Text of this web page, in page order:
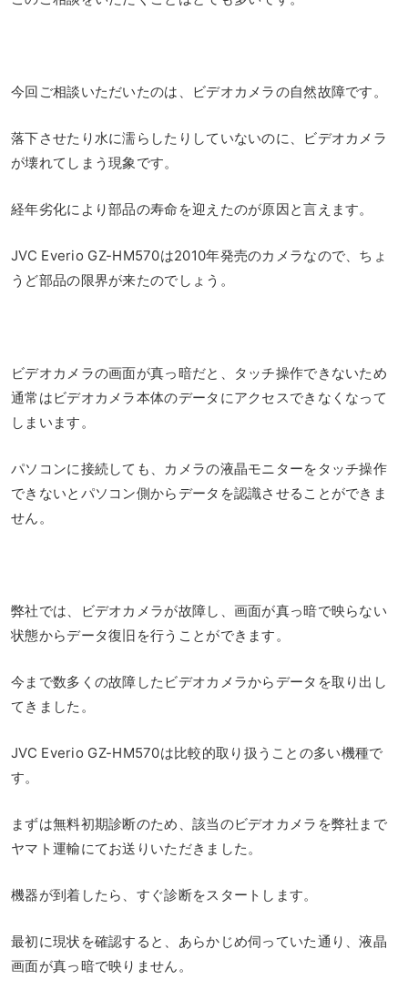
今回ご相談いただいたのは、ビデオカメラの自然故障です。
落下させたり水に濡らしたりしていないのに、ビデオカメラ
が壊れてしまう現象です。
経年劣化により部品の寿命を迎えたのが原因と言えます。
JVC Everio GZ-HM570は2010年発売のカメラなので、ちょ
うど部品の限界が来たのでしょう。
ビデオカメラの画面が真っ暗だと、タッチ操作できないため
通常はビデオカメラ本体のデータにアクセスできなくなって
しまいます。
パソコンに接続しても、カメラの液晶モニターをタッチ操作
できないとパソコン側からデータを認識させることができま
せん。
弊社では、ビデオカメラが故障し、画面が真っ暗で映らない
状態からデータ復旧を行うことができます。
今まで数多くの故障したビデオカメラからデータを取り出し
てきました。
JVC Everio GZ-HM570は比較的取り扱うことの多い機種で
す。
まずは無料初期診断のため、該当のビデオカメラを弊社まで
ヤマト運輸にてお送りいただきました。
機器が到着したら、すぐ診断をスタートします。
最初に現状を確認すると、あらかじめ伺っていた通り、液晶
画面が真っ暗で映りません。